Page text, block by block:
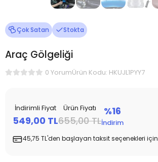
Çok Satan Stokta
Araç Gölgeliği
0 YorumÜrün Kodu: HKUJL1PYY7
İndirimli Fiyat
549,00 TL
Ürün Fiyatı
655,00 TL
%16
İndirim
45,75 TL'den başlayan taksit seçenekleri için